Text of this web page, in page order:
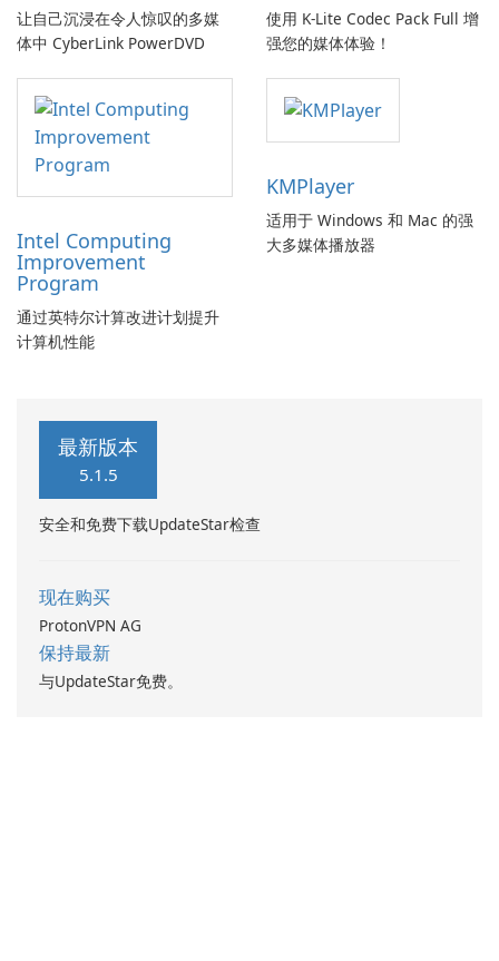
让自己沉浸在令人惊叹的多媒
体中 CyberLink PowerDVD
使用 K-Lite Codec Pack Full 增
强您的媒体体验！
Intel Computing
Improvement
Program
通过英特尔计算改进计划提升
计算机性能
KMPlayer
适用于 Windows 和 Mac 的强
大多媒体播放器
最新版本
5.1.5
安全和免费下载UpdateStar检查
现在购买
ProtonVPN AG
保持最新
与UpdateStar免费。